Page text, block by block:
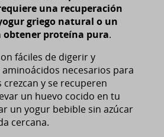
una recuperación
griego natural o un
obtener proteína pura.
fáciles de digerir y
necesarios para
y se recuperen
un huevo cocido en tu
un yogur bebible sin azúcar
cercana.